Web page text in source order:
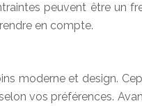
peuvent être un
en compte.
moderne et design.
vos préférences.